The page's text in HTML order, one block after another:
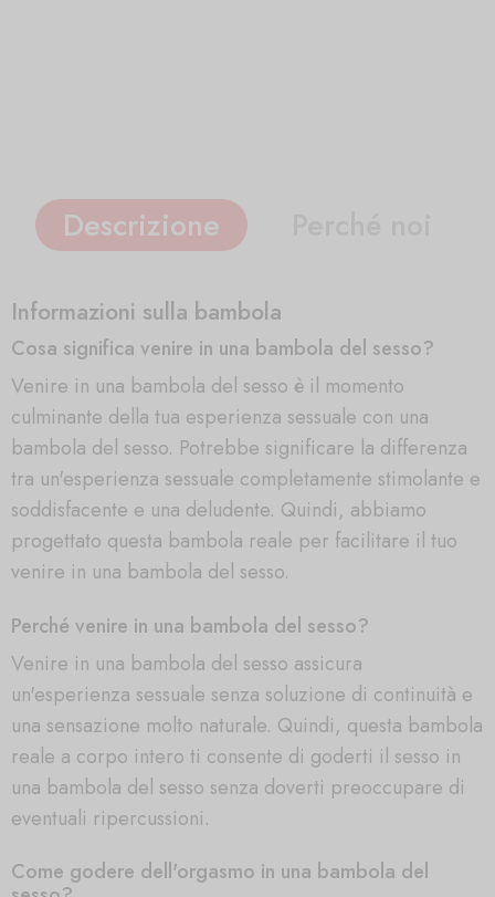
Descrizione
Informazioni sulla bambola
Cosa significa venire in una bambola del sesso?
Venire in una bambola del sesso è il momento
culminante della tua esperienza sessuale con una
bambola del sesso. Potrebbe significare la differenza
tra un'esperienza sessuale completamente stimolante e
soddisfacente e una deludente. Quindi, abbiamo
progettato questa bambola reale per facilitare il tuo
venire in una bambola del sesso.
Perché venire in una bambola del sesso?
Venire in una bambola del sesso assicura
un'esperienza sessuale senza soluzione di continuità e
una sensazione molto naturale. Quindi, questa bambola
reale a corpo intero ti consente di goderti il sesso in
una bambola del sesso senza doverti preoccupare di
eventuali ripercussioni.
Come godere dell'orgasmo in una bambola del